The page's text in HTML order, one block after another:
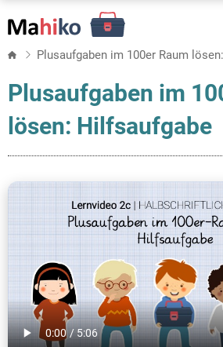
zum
Inhalt
Plusaufgaben im 100er Raum
Plusaufgaben im
lösen: Hilfsaufgabe